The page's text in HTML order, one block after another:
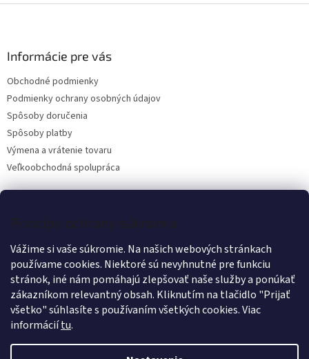
Princípy ochrany súkromia
Vážime si vaše súkromie. Na našich webových stránkach
používame cookies. Niektoré sú nevyhnutné pre funkciu
stránok, iné nám pomáhajú zlepšovať naše služby a ponúkať
zákazníkom relevantný obsah. Kliknutím na tlačidlo "Prijať
všetko" súhlasíte s používaním všetkých cookies.Viac
informáciítu.
Informácie pre vás
Obchodné podmienky
Podmienky ochrany osobných údajov
Spôsoby doručenia
Spôsoby platby
Výmena a vrátenie tovaru
Veľkoobchodná spolupráca
Kontakt
info@wanteddog.sk
Wanted Dog
wanteddogcz